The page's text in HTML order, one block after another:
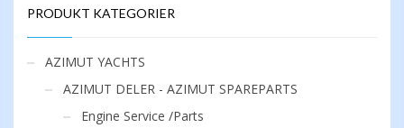
PRODUKT KATEGORIER
AZIMUT YACHTS
AZIMUT DELER - AZIMUT SPAREPARTS
Engine Service /Parts